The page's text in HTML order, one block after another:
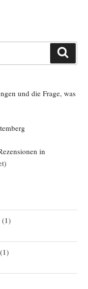
und die Frage, was
in
(1)
1)